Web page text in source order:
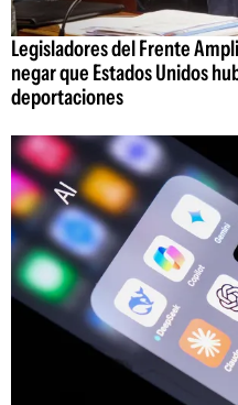
Legisladores del Frente
negar que Estados Unidos
deportaciones